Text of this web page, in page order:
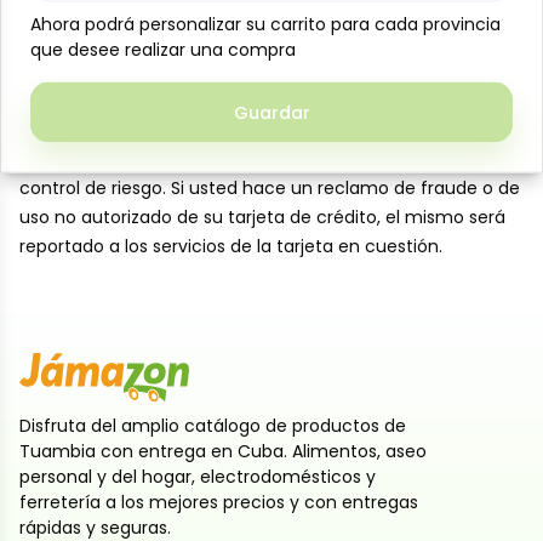
tienda por el monto reembolsable.
Reclamos por cargos fraudulentos a la tarjeta
Todos los reclamos por cargos fraudulentos a las tarjetas
control de riesgo. Si usted hace un reclamo de fraude o de
uso no autorizado de su tarjeta de crédito, el mismo será
reportado a los servicios de la tarjeta en cuestión.
Disfruta del amplio catálogo de productos de
Tuambia con entrega en Cuba. Alimentos, aseo
personal y del hogar, electrodomésticos y
ferretería a los mejores precios y con entregas
rápidas y seguras.
Ahora podrá personalizar su carrito para cada provincia
que desee realizar una compra
Guardar
Ahora podrá personalizar su carrito para cada provincia
que desee realizar una compra
Guardar